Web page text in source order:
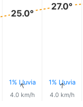
25.0°
1% Lluvia
↑
4.0 km/h
27.0°
1% Lluvia
↑
4.0 km/h